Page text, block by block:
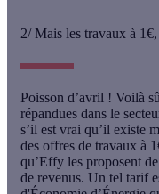
2/ Mais les travaux à 1€,
Poisson d’avril ! Voilà
répandues dans le
s’il est vrai qu’il existe
des offres de travaux à
qu’Effy les proposent
de revenus. Un tel tarif